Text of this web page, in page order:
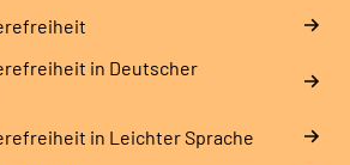
in Deutscher
in Leichter Sprache